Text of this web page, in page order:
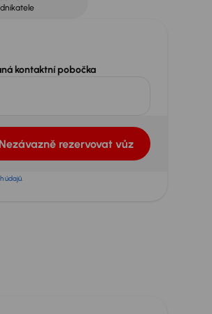
kontaktní pobočka
Nezávazně rezervovat vůz
údajů.